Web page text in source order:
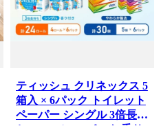
ティッシュ クリネックス 5
箱入 × 6パック トイレット
ペーパー シングル 3倍長持